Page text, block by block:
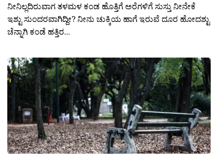
ನೀನಿಲ್ಲದಿರುವಾಗ ತಳಮಳ ಕಂಡ ಹೊತ್ತಿಗೆ ಅರೆಗಳಿಗೆ ಸುಸ್ತು ನೀನೇಕೆ
ಇಶ್ಟು ಸುಂದರವಾಗಿದ್ದೀ? ನೀನು ಚುಕ್ಕಿಯ ಹಾಗೆ ಇರುವೆ ದೂರ ಹೋದಶ್ಟು
ಚೆನ್ನಾಗಿ ಕಂಡೆ ಹತ್ತಿರ...